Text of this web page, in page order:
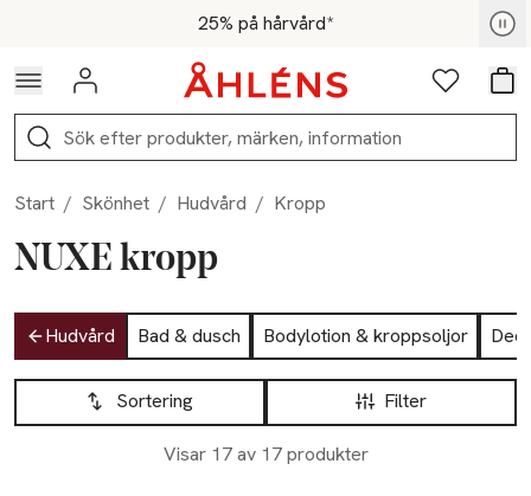
Hoppa till navigationsmenyn25% på hårvård*
För medlemmar - Shoppa nu
Logga in Favoriter
Sök
Start / Skönhet / Hudvård / Kropp
NUXE kropp
Hoppa till produktsidan
Hudvård Bad & dusch Bodylotion & kroppsoljor
Deo
Hoppa till produktsidan
Filter
Sortering
Visar 17 av 17 produkter
Lista över produkter